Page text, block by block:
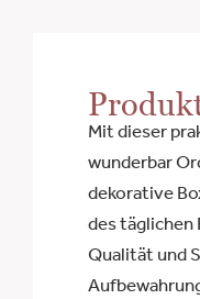
Mit dieser
wunderbar
dekorative
des täglichen
Qualität und